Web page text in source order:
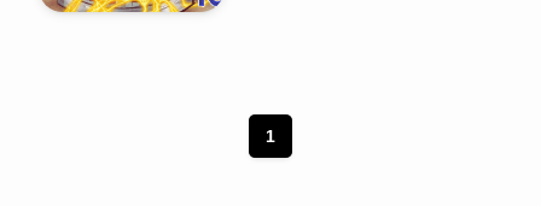
1